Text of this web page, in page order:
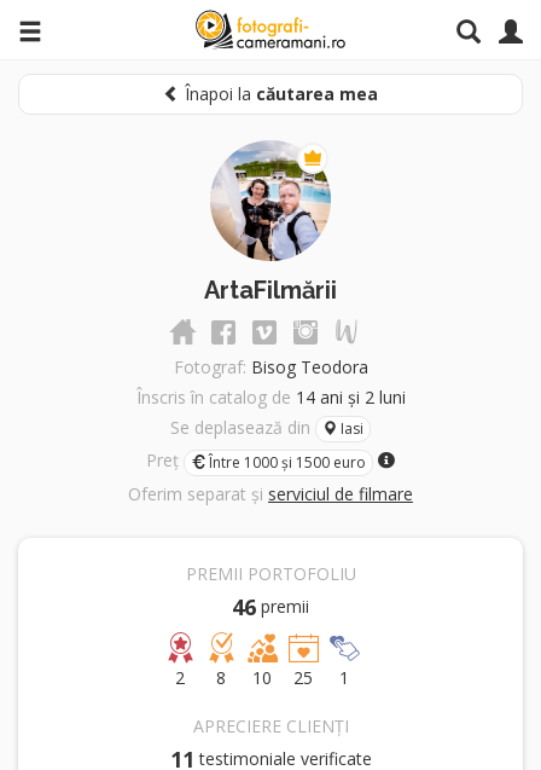
Înapoi la căutarea mea
ArtaFilmării
Fotograf: Bisog Teodora
Înscris în catalog de 14 ani și 2 luni
Se deplasează din
Iasi
Preț Între 1000 și 1500 euro
Oferim separat și serviciul de filmare
PREMII PORTOFOLIU
46 premii
2 8 10 25 1
APRECIERE CLIENȚI
11 testimoniale verificate